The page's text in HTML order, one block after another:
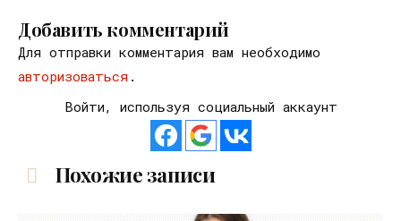
Добавить комментарий
Для отправки комментария вам необходимо
авторизоваться .
Войти, используя социальный аккаунт
Похожие записи